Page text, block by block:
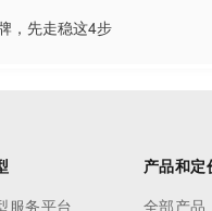
，先走稳这4步